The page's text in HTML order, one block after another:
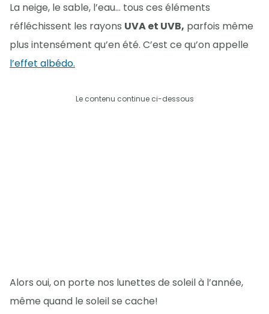
La neige, le sable, l’eau... tous ces éléments
réfléchissent les rayons UVA et UVB, parfois même
plus intensément qu’en été. C’est ce qu’on appelle
l’effet albédo.
Le contenu continue ci-dessous
Alors oui, on porte nos lunettes de soleil à l’année,
même quand le soleil se cache!